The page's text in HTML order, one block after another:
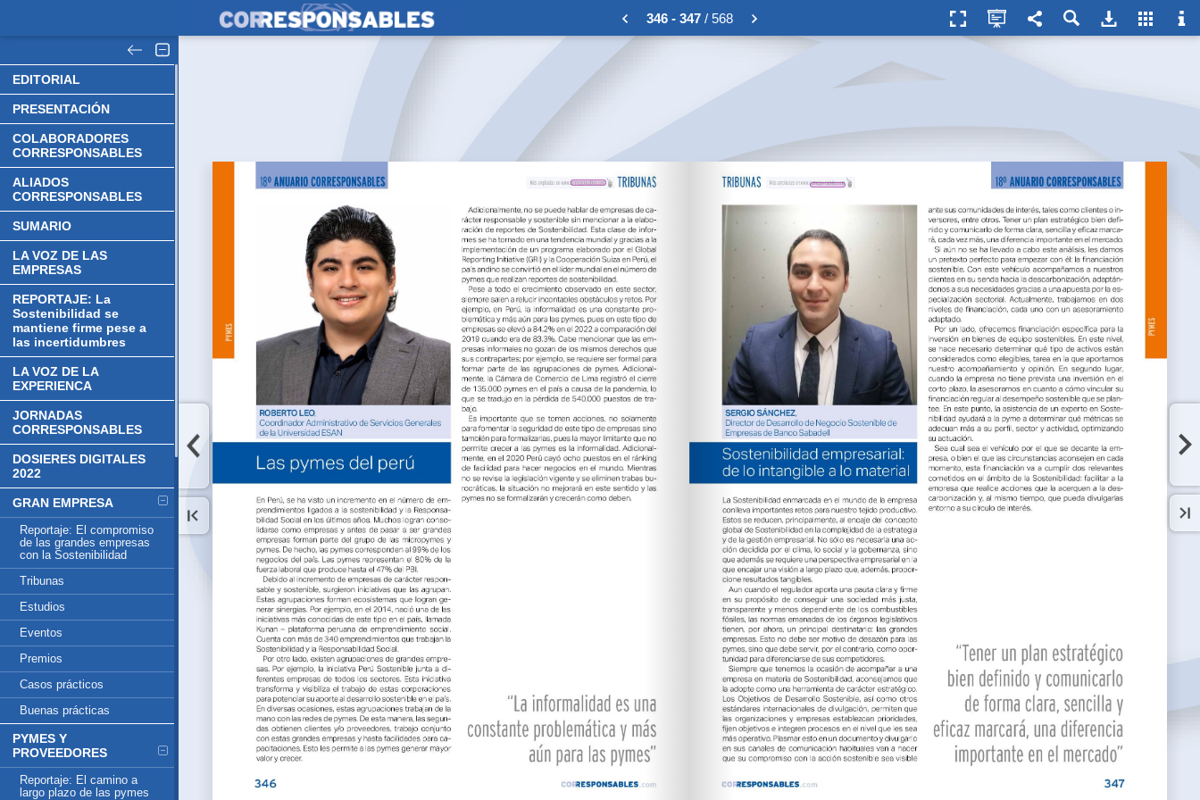
346 - 347/ 568
EDITORIAL
PRESENTACIÓN
COLABORADORES
CORRESPONSABLES
ALIADOS
CORRESPONSABLES
SUMARIO
LA VOZ DE LAS
EMPRESAS
REPORTAJE: La
Sostenibilidad se
mantiene firme pese a
las incertidumbres
LA VOZ DE LA
EXPERIENCA
JORNADAS
CORRESPONSABLES
DOSIERES DIGITALES
2022
GRAN EMPRESA
Reportaje: El compromiso
de las grandes empresas
con la Sostenibilidad
Tribunas
Estudios
Eventos
Premios
Casos prácticos
Buenas prácticas
PYMES Y
PROVEEDORES
Reportaje: El camino a
largo plazo de las pymes